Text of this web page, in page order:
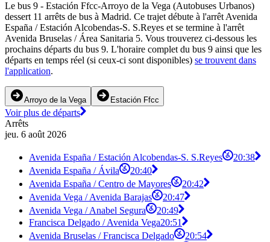
Le bus 9 - Estación Ffcc-Arroyo de la Vega (Autobuses Urbanos)
dessert 11 arrêts de bus à Madrid. Ce trajet débute à l'arrêt Avenida
España / Estación Alcobendas-S. S.Reyes et se termine à l'arrêt
Avenida Bruselas / Área Sanitaria 5. Vous trouverez ci-dessous les
prochains départs du bus 9. L'horaire complet du bus 9 ainsi que les
départs en temps réel (si ceux-ci sont disponibles) se trouvent dans
l'application.
Arroyo de la Vega Estación Ffcc
Voir plus de départs
Arrêts
jeu. 6 août 2026
Avenida España / Estación Alcobendas-S. S.Reyes
20:38
Avenida España / Ávila
20:40
Avenida España / Centro de Mayores
20:42
Avenida Vega / Avenida Barajas
20:47
Avenida Vega / Anabel Segura
20:49
Francisca Delgado / Avenida Vega20:51
Avenida Bruselas / Francisca Delgado
20:54